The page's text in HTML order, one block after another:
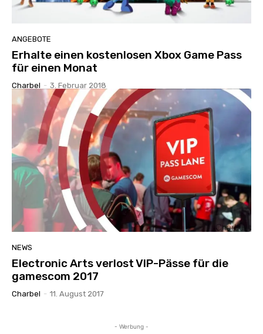
ANGEBOTE
Erhalte einen kostenlosen Xbox Game Pass
für einen Monat
Charbel - 3. Februar 2018
NEWS
Electronic Arts verlost VIP-Pässe für die
gamescom 2017
Charbel - 11. August 2017
- Werbung -